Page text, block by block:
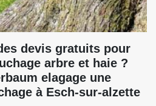
devis gratuits pour
arbre et haie ?
elagage une
à Esch-sur-alzette